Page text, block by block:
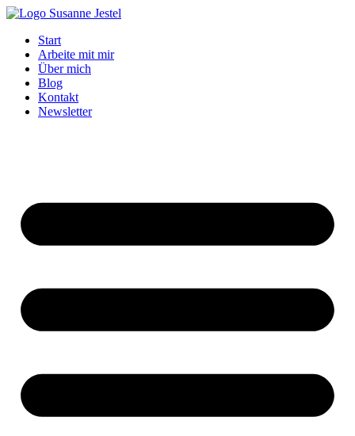
Zum
springenStart
Arbeite mit mir
Über mich
Blog
Kontakt
Newsletter